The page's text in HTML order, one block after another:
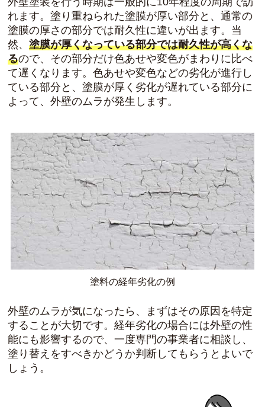
れます。塗り重ねられた塗膜が厚い部分と、通常の
塗膜の厚さの部分では耐久性に違いが出ます。当
然、塗膜が厚くなっている部分では耐久性が高くな
るので、その部分だけ色あせや変色がまわりに比べ
て遅くなります。色あせや変色などの劣化が進行し
ている部分と、塗膜が厚く劣化が遅れている部分に
よって、外壁のムラが発生します。
塗料の経年劣化の例
外壁のムラが気になったら、まずはその原因を特定
することが大切です。経年劣化の場合には外壁の性
能にも影響するので、一度専門の事業者に相談し、
塗り替えをすべきかどうか判断してもらうとよいで
しょう。